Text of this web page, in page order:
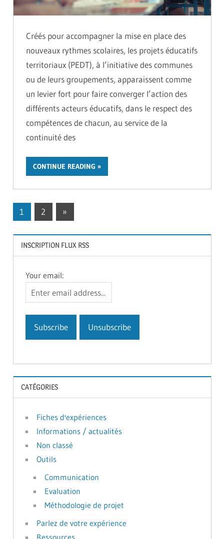
Créés pour accompagner la mise en place des
nouveaux rythmes scolaires, les projets éducatifs
territoriaux (PEDT), à l’initiative des communes
ou de leurs groupements, apparaissent comme
un levier fort pour faire converger l’action des
différents acteurs éducatifs, dans le respect des
compétences de chacun, au service de la
continuité des
CONTINUE READING
Navigation
articles
1 2
Next
»
INSCRIPTION FLUX RSS
Your email:
CATÉGORIES
Fiches d'expériences
Informations / actualités
Non classé
Outils
Communication
Evaluation
Méthodologie de projet
Parlez de votre expérience